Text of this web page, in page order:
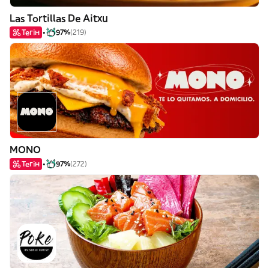
Las Tortillas De Aitxu
Тегін 97%(219)
MONO
Тегін 97%(272)